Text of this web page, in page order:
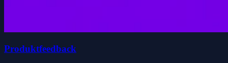
Produktfeedback